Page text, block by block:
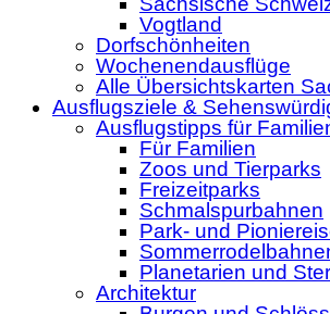
Vogtland
Dorfschönheiten
Wochenendausflüge
Alle Übersichtskarten
Ausflugsziele &
Ausflugstipps für
Für Familien
Zoos und Tierparks
Freizeitparks
Schmalspurbahnen
Park- und
Planetarien und
Architektur